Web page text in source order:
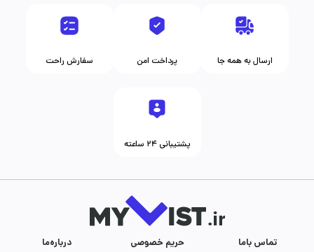
سفارش راحت پرداخت امن ارسال به همه جا
پشتیبانی ۲۴ ساعته
درباره‌ما حریم خصوصی تماس با‌ما